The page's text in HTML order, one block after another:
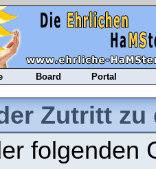
Board Portal
Zutritt
folgenden